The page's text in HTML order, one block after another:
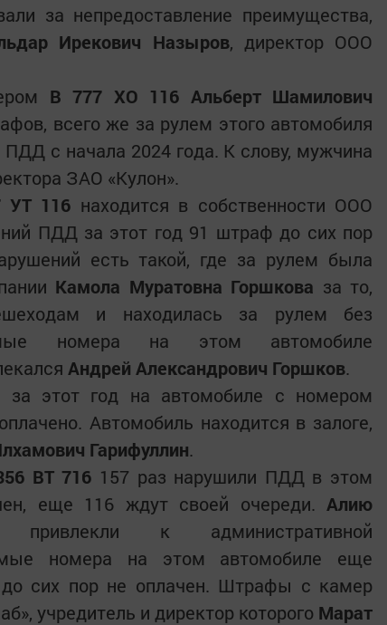
за непредоставление преимущества,
Ирекович Назыров, директор ООО
В 777 ХО 116 Альберт Шамилович
всего же за рулем этого автомобиля
с начала 2024 года. К слову, мужчина
ЗАО «Кулон».
УТ 116 находится в собственности ООО
ПДД за этот год 91 штраф до сих пор
есть такой, где за рулем была
Камола Муратовна Горшкова за то,
и находилась за рулем без
номера на этом автомобиле
Андрей Александрович Горшков.
этот год на автомобиле с номером
Автомобиль находится в залоге,
Гарифуллин.
ВТ 716 157 раз нарушили ПДД в этом
еще 116 ждут своей очереди. Алию
привлекли к административной
номера на этом автомобиле еще
сих пор не оплачен. Штрафы с камер
учредитель и директор которого Марат